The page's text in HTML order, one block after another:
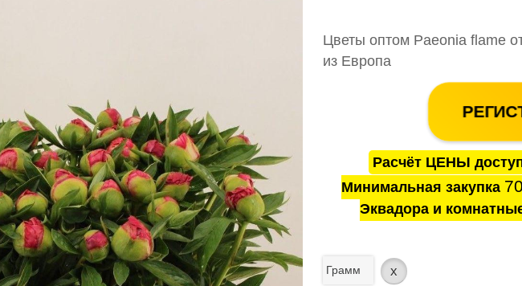
Цветы оптом Paeonia flame
из Европа
Расчёт ЦЕНЫ
Минимальная закупка
Эквадора и
Грамм x